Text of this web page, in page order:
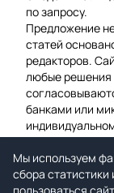
Мы используем
сбора
по запросу.
Предложение
статей
редакторов.
любые решения
банками или
Вероятность
среднего
предыдущую